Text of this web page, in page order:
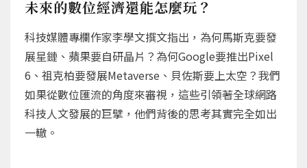
未來的數位經濟還能怎麼玩？
科技媒體專欄作家李學文撰文指出，為何馬斯克要發
展星鏈、蘋果要自研晶片？為何Google要推出Pixel
6、祖克柏要發展Metaverse、貝佐斯要上太空？我們
如果從數位匯流的角度來審視，這些引領著全球網路
科技人文發展的巨擘，他們背後的思考其實完全如出
一轍。